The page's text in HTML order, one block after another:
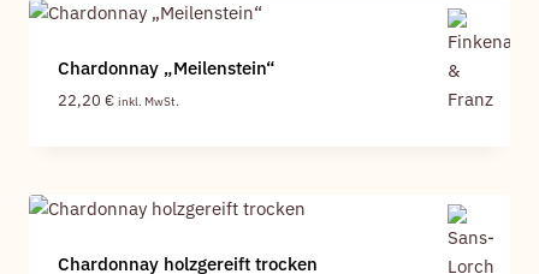
Chardonnay „Meilenstein“
22,20 € inkl. MwSt.
Chardonnay holzgereift trocken